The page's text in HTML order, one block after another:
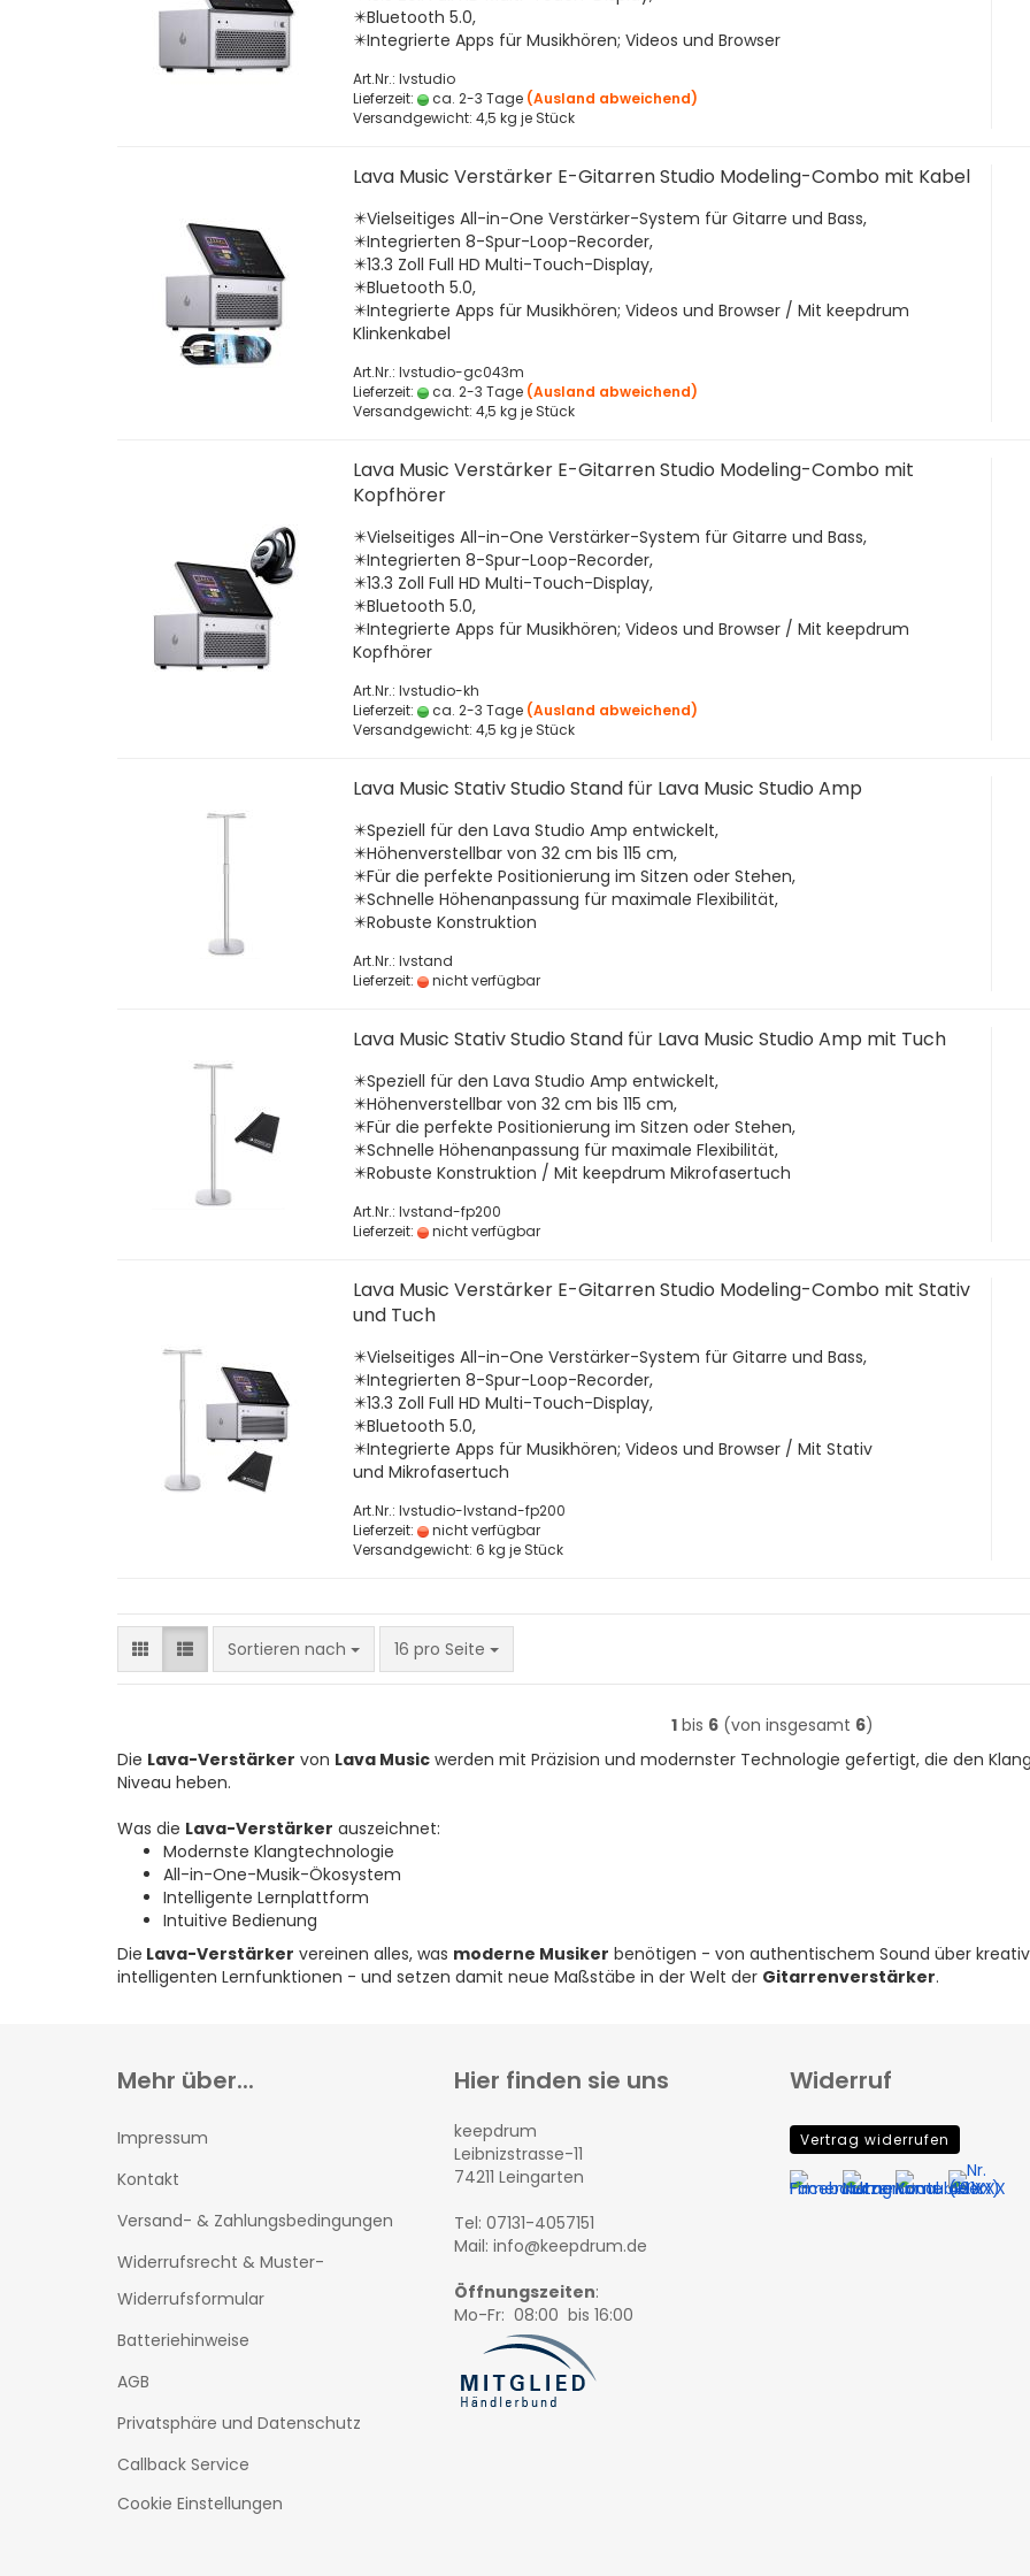
✴️Bluetooth 5.0,
✴️Integrierte Apps für Musikhören; Videos und Browser
Art.Nr.: lvstudio
Lieferzeit:
ca. 2-3 Tage (Ausland abweichend)
Versandgewicht: 4,5 kg je Stück
Lava Music Verstärker E-Gitarren Studio Modeling-Combo mit Kabel
✴️Vielseitiges All-in-One Verstärker-System für Gitarre und Bass,
✴️Integrierten 8-Spur-Loop-Recorder,
✴️13.3 Zoll Full HD Multi-Touch-Display,
✴️Bluetooth 5.0,
✴️Integrierte Apps für Musikhören; Videos und Browser / Mit keepdrum
Klinkenkabel
Art.Nr.: lvstudio-gc043m
Lieferzeit:
ca. 2-3 Tage (Ausland abweichend)
Versandgewicht: 4,5 kg je Stück
Lava Music Verstärker E-Gitarren Studio Modeling-Combo mit
Kopfhörer
✴️Vielseitiges All-in-One Verstärker-System für Gitarre und Bass,
✴️Integrierten 8-Spur-Loop-Recorder,
✴️13.3 Zoll Full HD Multi-Touch-Display,
✴️Bluetooth 5.0,
✴️Integrierte Apps für Musikhören; Videos und Browser / Mit keepdrum
Kopfhörer
Art.Nr.: lvstudio-kh
Lieferzeit:
ca. 2-3 Tage (Ausland abweichend)
Versandgewicht: 4,5 kg je Stück
Lava Music Stativ Studio Stand für Lava Music Studio Amp
✴️Speziell für den Lava Studio Amp entwickelt,
✴️Höhenverstellbar von 32 cm bis 115 cm,
✴️Für die perfekte Positionierung im Sitzen oder Stehen,
✴️Schnelle Höhenanpassung für maximale Flexibilität,
✴️Robuste Konstruktion
Art.Nr.: lvstand
Lieferzeit:
nicht verfügbar
Lava Music Stativ Studio Stand für Lava Music Studio Amp mit Tuch
✴️Speziell für den Lava Studio Amp entwickelt,
✴️Höhenverstellbar von 32 cm bis 115 cm,
✴️Für die perfekte Positionierung im Sitzen oder Stehen,
✴️Schnelle Höhenanpassung für maximale Flexibilität,
✴️Robuste Konstruktion / Mit keepdrum Mikrofasertuch
Art.Nr.: lvstand-fp200
Lieferzeit:
nicht verfügbar
Lava Music Verstärker E-Gitarren Studio Modeling-Combo mit Stativ
und Tuch
✴️Vielseitiges All-in-One Verstärker-System für Gitarre und Bass,
✴️Integrierten 8-Spur-Loop-Recorder,
✴️13.3 Zoll Full HD Multi-Touch-Display,
✴️Bluetooth 5.0,
✴️Integrierte Apps für Musikhören; Videos und Browser / Mit Stativ
und Mikrofasertuch
Art.Nr.: lvstudio-lvstand-fp200
Lieferzeit:
nicht verfügbar
Versandgewicht: 6 kg je Stück
Sortieren nach
Sortieren nach 16 pro Seite
pro Seite
1 bis 6 (von insgesamt 6)
Die Lava-Verstärker von Lava Music werden mit Präzision und modernster Technologie gefertigt, die den
Niveau heben.
Was die Lava-Verstärker auszeichnet:
Modernste Klangtechnologie
All-in-One-Musik-Ökosystem
Intelligente Lernplattform
Intuitive Bedienung
Die Lava-Verstärker vereinen alles, was moderne Musiker benötigen - von authentischem Sound über
intelligenten Lernfunktionen - und setzen damit neue Maßstäbe in der Welt der Gitarrenverstärker.
Mehr über...
Impressum
Kontakt
Versand- & Zahlungsbedingungen
Widerrufsrecht & Muster-
Widerrufsformular
Batteriehinweise
AGB
Privatsphäre und Datenschutz
Callback Service
Cookie Einstellungen
Hier finden sie uns
keepdrum
Leibnizstrasse-11
74211 Leingarten
Tel: 07131-4057151
Mail: info@keepdrum.de
Öffnungszeiten:
Mo-Fr: 08:00 bis 16:00
Widerruf
Vertrag widerrufen